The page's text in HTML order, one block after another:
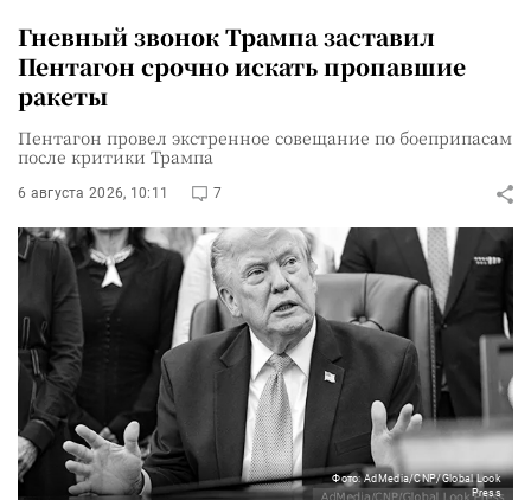
Гневный звонок Трампа заставил
Пентагон срочно искать пропавшие
ракеты
Пентагон провел экстренное совещание по боеприпасам
после критики Трампа
6 августа 2026, 10:11 7
Фото: AdMedia/CNP/Global Look
Press